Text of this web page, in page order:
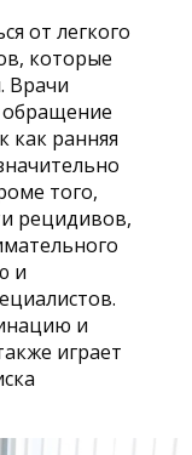
от легкого
которые
Врачи
ранняя
того,
рецидивов,
и
и
играет